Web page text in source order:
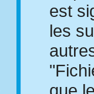
est
les